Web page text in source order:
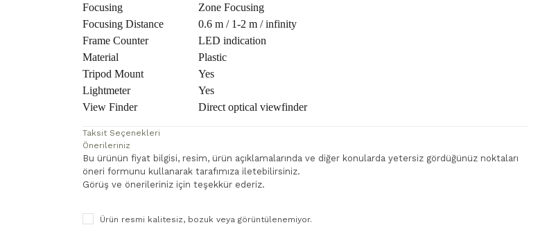
Focusing
Zone Focusing
Focusing Distance
0.6 m / 1-2 m / infinity
Frame Counter
LED indication
Material
Plastic
Tripod Mount
Yes
Lightmeter
Yes
View Finder
Direct optical viewfinder
Taksit Seçenekleri
Önerileriniz
Bu ürünün fiyat bilgisi, resim, ürün açıklamalarında ve diğer konularda yetersiz gördüğünüz noktaları
öneri formunu kullanarak tarafımıza iletebilirsiniz.
Görüş ve önerileriniz için teşekkür ederiz.
Ürün resmi kalitesiz, bozuk veya görüntülenemiyor.